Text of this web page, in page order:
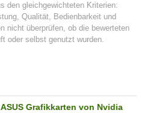
ASUS Grafikkarten von Nvidia